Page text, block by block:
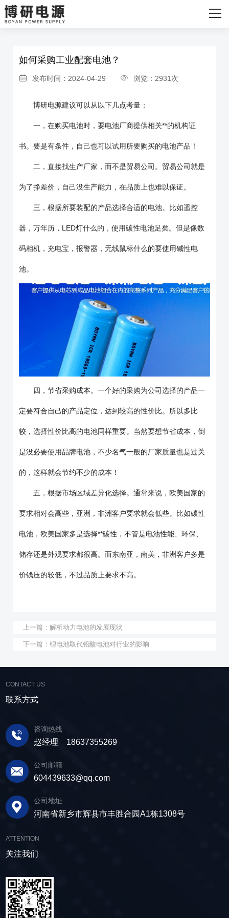
网站首页
主营产品
联系我们
首页 > 新闻资讯
如何采购工业配套电池？
发布时间：2024-04-29 浏览：2931次
博研电源建议可以从以下几点考量：
一，在购买电池时，要电池厂商提供相关**的机构证
书。要是有条件，自己也可以试用所要购买的电池产品！
二，直接找生产厂家，而不是贸易公司。贸易公司就是
为了挣差价，自己没生产能力，在品质上也难以保证。
三，根据所要装配的产品选择合适的电池。比如遥控
器，万年历，LED灯什么的，使用碳性电池足矣。但是像数
码相机，充电宝，报警器，无线鼠标什么的要使用碱性电
池。
四，节省采购成本。一个好的采购为公司选择的产品一
定要符合自己的产品定位，达到较高的性价比。所以多比
较，选择性价比高的电池同样重要。当然要想节省成本，倒
是没必要使用品牌电池，不少名气一般的厂家质量也是过关
的，这样就会节约不少的成本！
五，根据市场区域差异化选择。通常来说，欧美国家的
要求相对会高些，亚洲，非洲客户要求就会低些。比如碳性
电池，欧美国家多是选择**碳性，不管是电池性能、环保、
储存还是外观要求都很高。而东南亚，南美，非洲客户多是
价钱压的较低，不过品质上要求不高。
上一篇：解析动力电池的发展现状
下一篇：锂电池取代铅酸电池对行业的影响
CONTACT US
联系方式
咨询热线
赵经理 18637355269
公司邮箱
604439633@qq.com
公司地址
河南省新乡市辉县市丰胜合园A1栋1308号
ATTENTION
关注我们